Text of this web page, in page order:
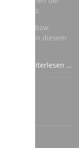
Einsatz.
(SPS) bzw.
wir in diesem
Weiterlesen …